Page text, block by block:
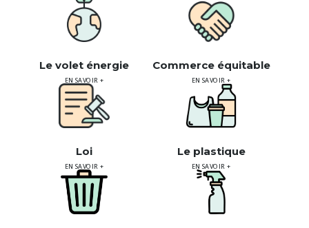
Le volet énergie
EN SAVOIR +
Commerce équitable
EN SAVOIR +
Loi
EN SAVOIR +
Le plastique
EN SAVOIR +